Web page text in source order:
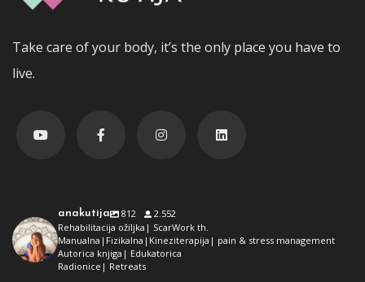
Take care of your body, it’s the only place you have to
live.
anakutija 812
2.552
Rehabilitacija ožiljka| ScarWork th.
Manualna|Fizikalna|Kineziterapija| pain & stress management
Autorica knjiga| Edukatorica
Radionice| Retreats